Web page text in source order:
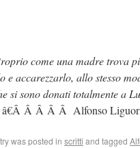
come una madre trova
e accarezzarlo, allo stesso
si sono donati totalmente a
â€Â Â Â Â Â Alfonso
was posted in scritti and tagged